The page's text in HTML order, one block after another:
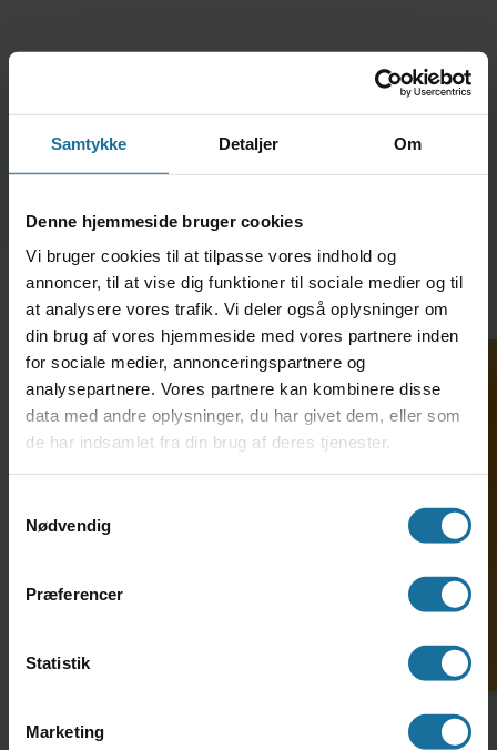
Samtykke Detaljer Om
Denne hjemmeside bruger cookies
Vi bruger cookies til at tilpasse vores indhold og
annoncer, til at vise dig funktioner til sociale medier og til
at analysere vores trafik. Vi deler også oplysninger om
din brug af vores hjemmeside med vores partnere inden
for sociale medier, annonceringspartnere og
analysepartnere. Vores partnere kan kombinere disse
data med andre oplysninger, du har givet dem, eller som
de har indsamlet fra din brug af deres tjenester.
Nødvendig
Præferencer
Statistik
Marketing
Kontakt os
på mailpf@thlangshf-vuc.dk
, eller på
Vi opfordrer til, at der ikke sendes fortrolige -
almindelige mails og anbefaler derfor, man
evt. vejledning
Søg ind på HF-enkeltfag